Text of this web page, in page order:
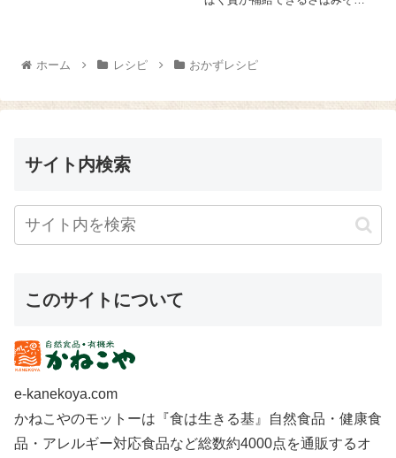
そうめん 1束をゆでて水でよく
麺を洗っ...
ホーム レシピ おかずレシピ
サイト内検索
このサイトについて
e-kanekoya.com
かねこやのモットーは『食は生きる基』自然食品・健康食
品・アレルギー対応食品など総数約4000点を通販するオ